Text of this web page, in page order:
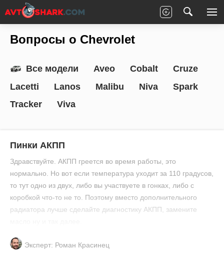
Главная Все вопросы
Вопросы о Chevrolet
Все модели Aveo Cobalt
Cruze
Lacetti
Lanos Malibu Niva
Spark
Tracker
Viva
Пинки АКПП
Здравствуйте. АКПП греется во время работы, это
нормально. Но вот если температура уходит за 110 градусов,
то тут одно из двух, либо вы участвуете в гонках, либо с
коробкой что-то не то. Поэтому вместо дополнительного
радиатора лучше сделайте диагностику АКПП, замените
Эксперт: Роман Красинец